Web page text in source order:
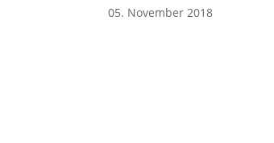
05. November 2018